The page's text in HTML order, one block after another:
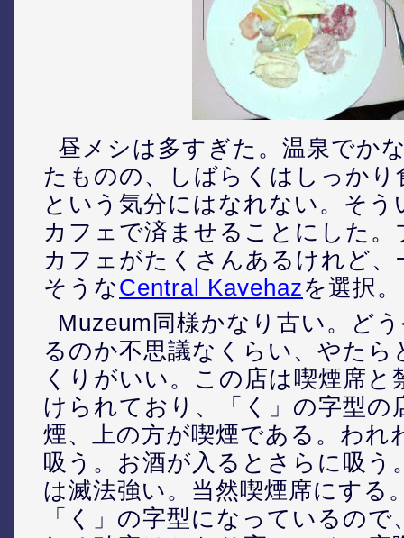
昼メシは多すぎた。温泉でか
たものの、しばらくはしっか
という気分にはなれない。そ
カフェで済ませることにした
カフェがたくさんあるけれど、
そうなCentral Kavehazを選択。
Muzeum同様かなり古い。ど
るのか不思議なくらい、やたら
くりがいい。この店は喫煙席と
けられており、「く」の字型の
煙、上の方が喫煙である。われ
吸う。お酒が入るとさらに吸う
は滅法強い。当然喫煙席にする
「く」の字型になっているの